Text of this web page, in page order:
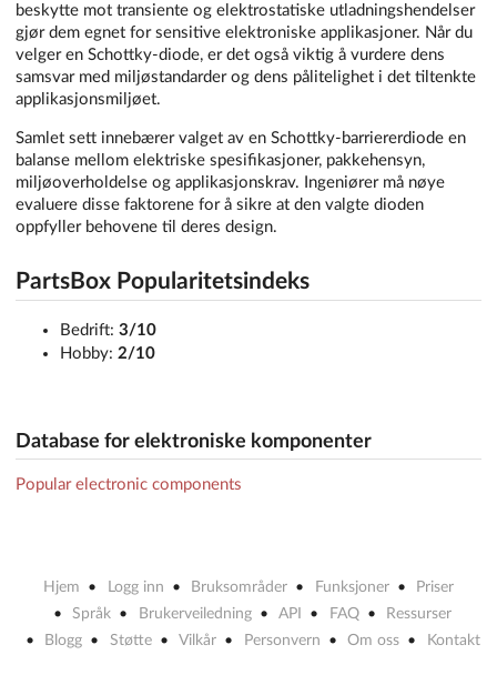
beskytte mot transiente og elektrostatiske utladningshendelser
gjør dem egnet for sensitive elektroniske applikasjoner. Når du
velger en Schottky-diode, er det også viktig å vurdere dens
samsvar med miljøstandarder og dens pålitelighet i det tiltenkte
applikasjonsmiljøet.
Samlet sett innebærer valget av en Schottky-barriererdiode en
balanse mellom elektriske spesifikasjoner, pakkehensyn,
miljøoverholdelse og applikasjonskrav. Ingeniører må nøye
evaluere disse faktorene for å sikre at den valgte dioden
oppfyller behovene til deres design.
PartsBox Popularitetsindeks
Bedrift: 3/10
Hobby: 2/10
Database for elektroniske komponenter
Popular electronic components
Hjem Logg inn Bruksområder Funksjoner
Priser
Språk
Brukerveiledning API FAQ
Ressurser
Blogg
Støtte Vilkår Personvern Om oss Kontakt